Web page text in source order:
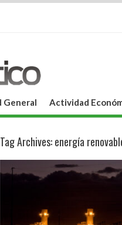
General Actividad
Tag Archives:energía